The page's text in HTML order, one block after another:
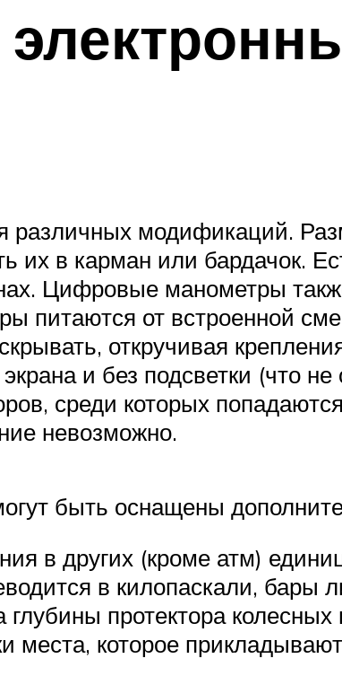
модификаций.
в карман или бардачок.
Цифровые манометры
питаются от встроенной
откручивая
и без подсветки (что
среди которых
невозможно.
быть оснащены
в других (кроме атм)
в килопаскали, бары
протектора
места, которое